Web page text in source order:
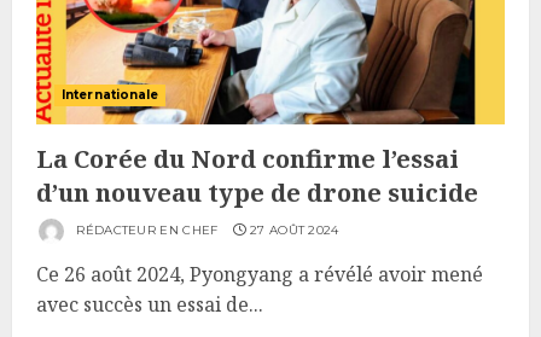
Internationale
La Corée du Nord confirme l’essai
d’un nouveau type de drone suicide
RÉDACTEUR EN CHEF 27 AOÛT 2024
Ce 26 août 2024, Pyongyang a révélé avoir mené
avec succès un essai de...